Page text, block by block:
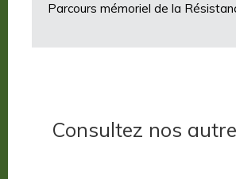
Parcours mémoriel de la
Consultez nos